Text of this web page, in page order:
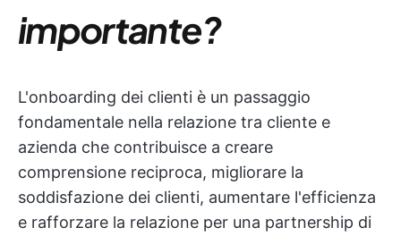
importante?
L'onboarding dei clienti è un passaggio
fondamentale nella relazione tra cliente e
azienda che contribuisce a creare
comprensione reciproca, migliorare la
soddisfazione dei clienti, aumentare l'efficienza
e rafforzare la relazione per una partnership di